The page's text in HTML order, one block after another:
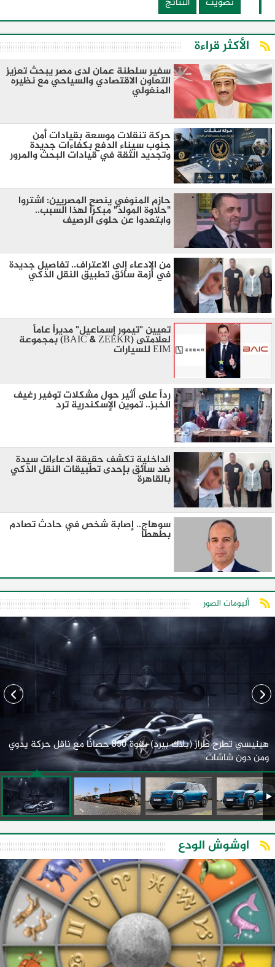
الأكثر قراءة
سفير سلطنة عمان لدى مصر يبحث تعزيز
التعاون الاقتصادي والسياحي مع نظيره
المنغولي ​
حركة تنقلات موسعة بقيادات أمن
جنوب سيناء الدفع بكفاءات جديدة
وتجديد الثقة في قيادات البحث والمرور
​حازم المنوفي ينصح المصريين: اشتروا
"حلاوة المولد" مبكراً لهذا السبب..
وابتعدوا عن حلوى الرصيف
من الادعاء إلى الاعتراف.. تفاصيل جديدة
في أزمة سائق تطبيق النقل الذكي
تعيين "تيمور إسماعيل" مديراً عاماً
لعلامتى (BAIC & ZEEKR) بمجموعة
EIM للسيارات
رداً على أثير حول مشكلات توفير رغيف
الخبز.. تموين الإسكندرية ترد
الداخلية تكشف حقيقة ادعاءات سيدة
ضد سائق بإحدى تطبيقات النقل الذكي
بالقاهرة
سوهاج.. إصابة شخص في حادث تصادم
بطهطا
ألبومات الصور
هينيسي تطرح طراز (بلاك بيرد) بقوة 850 حصانًا مع ناقل حركة يدوي
ومن دون شاشات
اوشوش الودع